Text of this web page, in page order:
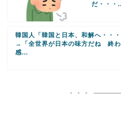
だ・・・
韓国人「韓国と日本、和解へ・・・
→「全世界が日本の味方だね 終わ
感...